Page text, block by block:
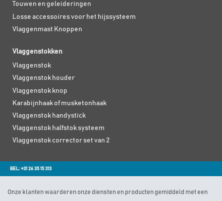
Touwen en geleideringen
Losse accessoires voor het hijssysteem
Vlaggenmast Knoppen
Vlaggenstokken
Vlaggenstok
Vlaggenstok houder
Vlaggenstok knop
Karabijnhaak of musketonhaak
Vlaggenstok handystick
Vlaggenstok halfstok systeem
Vlaggenstok corrector set van 2
BEL: +31 26 35 15 313
Onze klanten waarderen onze diensten en producten gemiddeld met een